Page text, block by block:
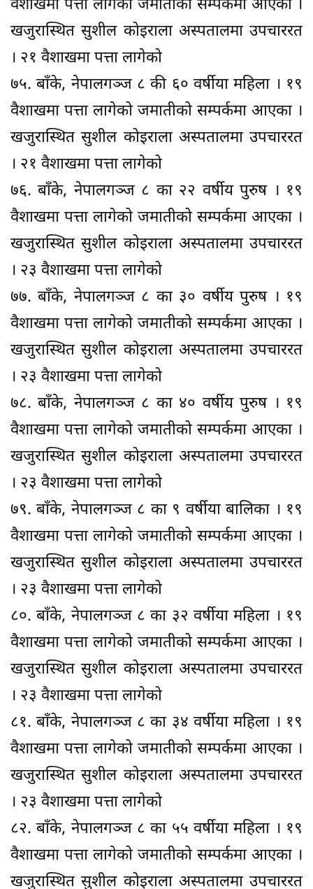
वैशाखमा पत्ता लागेको जमातीको सम्पर्कमा आएका ।
खजुरास्थित सुशील कोइराला अस्पतालमा उपचाररत
। २१ वैशाखमा पत्ता लागेको
७५. बाँके, नेपालगञ्ज ८ की ६० वर्षीया महिला । १९
वैशाखमा पत्ता लागेको जमातीको सम्पर्कमा आएका ।
खजुरास्थित सुशील कोइराला अस्पतालमा उपचाररत
। २१ वैशाखमा पत्ता लागेको
७६. बाँके, नेपालगञ्ज ८ का २२ वर्षीय पुरुष । १९
वैशाखमा पत्ता लागेको जमातीको सम्पर्कमा आएका ।
खजुरास्थित सुशील कोइराला अस्पतालमा उपचाररत
। २३ वैशाखमा पत्ता लागेको
७७. बाँके, नेपालगञ्ज ८ का ३० वर्षीय पुरुष । १९
वैशाखमा पत्ता लागेको जमातीको सम्पर्कमा आएका ।
खजुरास्थित सुशील कोइराला अस्पतालमा उपचाररत
। २३ वैशाखमा पत्ता लागेको
७८. बाँके, नेपालगञ्ज ८ का ४० वर्षीय पुरुष । १९
वैशाखमा पत्ता लागेको जमातीको सम्पर्कमा आएका ।
खजुरास्थित सुशील कोइराला अस्पतालमा उपचाररत
। २३ वैशाखमा पत्ता लागेको
७९. बाँके, नेपालगञ्ज ८ का ९ वर्षीया बालिका । १९
वैशाखमा पत्ता लागेको जमातीको सम्पर्कमा आएका ।
खजुरास्थित सुशील कोइराला अस्पतालमा उपचाररत
। २३ वैशाखमा पत्ता लागेको
८०. बाँके, नेपालगञ्ज ८ का ३२ वर्षीया महिला । १९
वैशाखमा पत्ता लागेको जमातीको सम्पर्कमा आएका ।
खजुरास्थित सुशील कोइराला अस्पतालमा उपचाररत
। २३ वैशाखमा पत्ता लागेको
८१. बाँके, नेपालगञ्ज ८ का ३४ वर्षीया महिला । १९
वैशाखमा पत्ता लागेको जमातीको सम्पर्कमा आएका ।
खजुरास्थित सुशील कोइराला अस्पतालमा उपचाररत
। २३ वैशाखमा पत्ता लागेको
८२. बाँके, नेपालगञ्ज ८ का ५५ वर्षीया महिला । १९
वैशाखमा पत्ता लागेको जमातीको सम्पर्कमा आएका ।
खजुरास्थित सुशील कोइराला अस्पतालमा उपचाररत